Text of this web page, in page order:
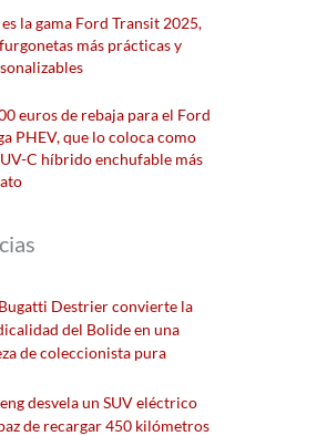
la gama Ford Transit 2025,
más prácticas y
euros de rebaja para el Ford
PHEV, que lo coloca como
C híbrido enchufable más
Destrier convierte la
del Bolide en una
de coleccionista pura
desvela un SUV eléctrico
de recargar 450 kilómetros